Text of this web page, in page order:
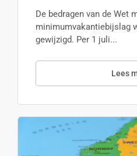
De bedragen van de Wet
minimumvakantiebijslag
gewijzigd. Per 1 juli...
Lees